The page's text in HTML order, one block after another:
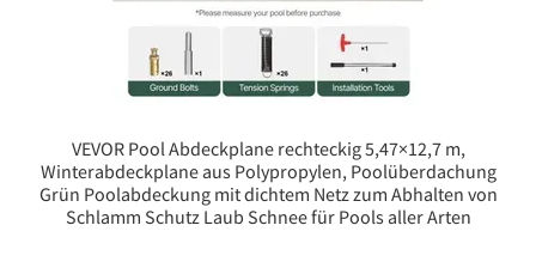
VEVOR Pool Abdeckplane rechteckig 5,47×12,7 m,
Winterabdeckplane aus Polypropylen, Poolüberdachung
Grün Poolabdeckung mit dichtem Netz zum Abhalten von
Schlamm Schutz Laub Schnee für Pools aller Arten